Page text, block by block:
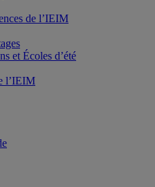
de l’IEIM
et Écoles d’été
l’IEIM